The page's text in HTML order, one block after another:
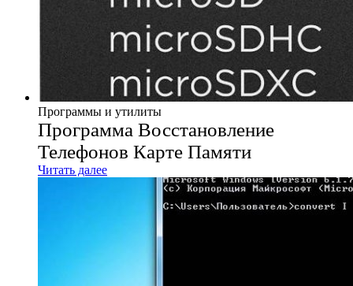
Программы и утилиты
Программа Восстановление
Телефонов Карте Памяти
Читать далее